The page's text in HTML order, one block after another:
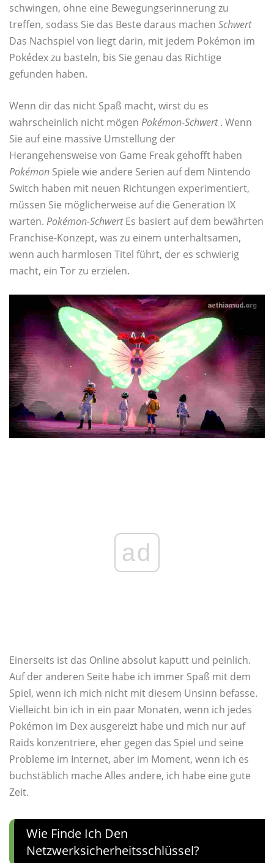
schwingen, ohne eine Bewegungserinnerung zu
treffen, sodass Sie das Beste daraus machen Schwert
Das Nachspiel von liegt darin, mit jedem Pokémon im
Pokédex zu basteln, bis Sie genau das Richtige
gefunden haben.
Wenn dir das nicht Spaß macht, wirst du es
wahrscheinlich nicht mögen Pokémon-Schwert. Wenn
Sie auf eine massive Umstellung der
Herangehensweise von Game Freak gehofft haben
Pokémon Spiele wie andere Serien auf dem Nintendo
Switch haben mit neuen Richtungen experimentiert,
müssen Sie möglicherweise auf die Generation IX
warten. Pokémon-SchwertEs basiert auf dem bewährten
Franchise-Konzept, was zu einem unterhaltsamen,
wenn auch harmlosen Titel führt, der es schwierig
macht, ein Tor zu erzielen.
ad
Einerseits ist das Online absolut kaputt und peinlich.
Auf der anderen Seite habe ich immer Spaß mit dem
Spiel, wenn ich mich nicht mit diesem Unsinn befasse.
Vielleicht bin ich in ein paar Monaten, wenn ich jedes
Pokémon im Dex ausgereizt habe und mich nur auf
Raids konzentriere, eher gegen das Spiel und seine
Probleme im Internet, aber im Moment, wenn ich es
buchstäblich mache Alles andere, ich habe eine gute
Zeit.
Wie Finde Ich Den
Netzwerksicherheitsschlüssel?